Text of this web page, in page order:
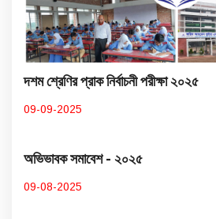
দশম শ্রেণির প্রাক নির্বাচনী পরীক্ষা ২০২৫
09-09-2025
অভিভাবক সমাবেশ - ২০২৫
09-08-2025